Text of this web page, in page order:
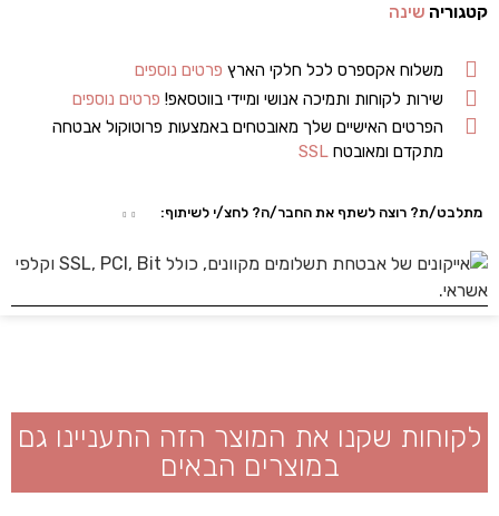
קטגוריה שינה
משלוח אקספרס לכל חלקי הארץ פרטים נוספים
שירות לקוחות ותמיכה אנושי ומיידי בווטסאפ! פרטים נוספים
הפרטים האישיים שלך מאובטחים באמצעות פרוטוקול אבטחה
מתקדם ומאובטחSSL
מתלבט/ת? רוצה לשתף את החבר/ה? לחצ/י לשיתוף:
לקוחות שקנו את המוצר הזה התעניינו גם
במוצרים הבאים